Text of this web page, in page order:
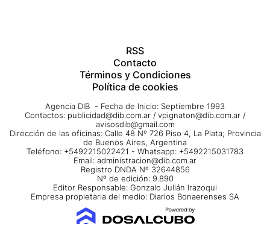
RSS
Contacto
Términos y Condiciones
Política de cookies
Agencia DIB - Fecha de Inicio: Septiembre 1993
Contactos: publicidad@dib.com.ar / vpignaton@dib.com.ar /
avisosdib@gmail.com
Dirección de las oficinas: Calle 48 Nº 726 Piso 4, La Plata; Provincia
de Buenos Aires, Argentina
Teléfono: +5492215022421 - Whatsapp: +5492215031783
Email: administracion@dib.com.ar
Registro DNDA Nº 32644856
Nº de edición: 9.890
Editor Responsable: Gonzalo Julián Irazoqui
Empresa propietaria del medio: Diarios Bonaerenses SA